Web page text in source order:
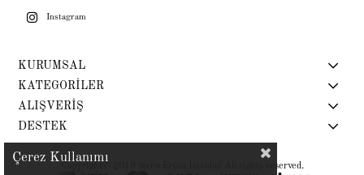
Instagram
KURUMSAL
KATEGORİLER
ALIŞVERİŞ
DESTEK
Copyright© 2019 Siren Ertan İstanbul All rights reserved.
Çerez Kullanımı